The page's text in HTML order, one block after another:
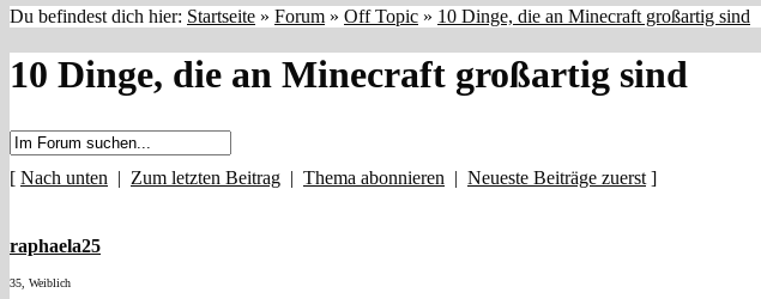
Du befindest dich hier: Startseite » Forum » Off Topic » 10 Dinge, die an Minecraft großartig sind
10 Dinge, die an Minecraft großartig sind
[ Nach unten | Zum letzten Beitrag | Thema abonnieren | Neueste Beiträge zuerst ]
raphaela25
35, Weiblich